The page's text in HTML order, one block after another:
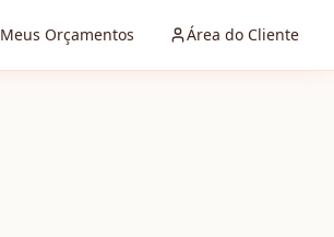
Meus Orçamentos Área do Cliente